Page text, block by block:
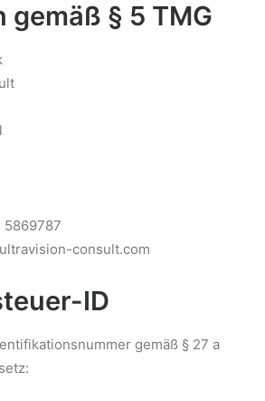
gemäß § 5 TMG
5869787
consult.com
ID
gemäß § 27 a